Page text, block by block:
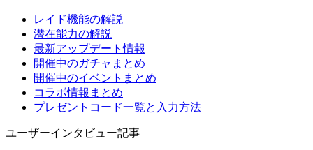
レイド機能の解説
潜在能力の解説
最新アップデート情報
開催中のガチャまとめ
開催中のイベントまとめ
コラボ情報まとめ
プレゼントコード一覧と入力方法
ユーザーインタビュー記事